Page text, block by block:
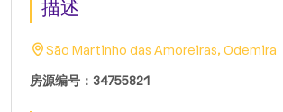
描述
São Martinho das Amoreiras, Odemira
房源编号：34755821